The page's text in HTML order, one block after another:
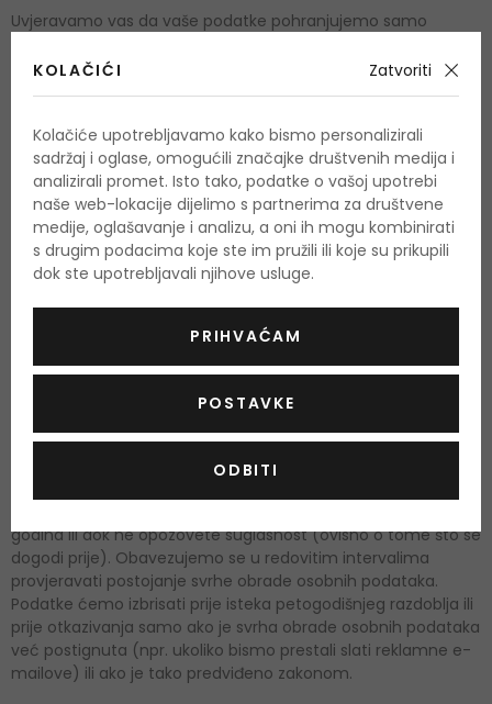
Uvjeravamo vas da vaše podatke pohranjujemo samo
koju su pojedinačni podatci prikupljeni i dalje korišteni. Na
identifikacija više neće biti moguća.
Ti podatci koje obrađujemo na temelju zakona čuvaju se u
razdoblju propisanom zakonom. Podatke koje obrađujemo za
sklapanja ugovornog odnosa s vama, pohranjujemo za
razdoblje potrebno za izvršenje ugovora i za cijelo razdoblje
tijekom kojeg zastarevanje potraživanja po takvom ugovoru
Dokumenti ugovora (fakture, kredit note, potvrđene ponude
zakonsko razdoblje pohrane (npr. računovodstveni ili porezni
podatci) za određene podatke koji se obrađuju za realizaciju
vrijeme, obrada podataka je ograničena.
godina ili dok ne opozovete suglasnost (ovisno o tome što se
dogodi prije). Obavezujemo se u redovitim intervalima
provjeravati postojanje svrhe obrade osobnih podataka.
Podatke ćemo izbrisati prije isteka petogodišnjeg razdoblja ili
prije otkazivanja samo ako je svrha obrade osobnih podataka
već postignuta (npr. ukoliko bismo prestali slati reklamne e-
mailove) ili ako je tako predviđeno zakonom.
KOLAČIĆI Zatvoriti
Kolačiće upotrebljavamo kako bismo personalizirali
sadržaj i oglase, omogućili značajke društvenih medija i
analizirali promet. Isto tako, podatke o vašoj upotrebi
naše web-lokacije dijelimo s partnerima za društvene
medije, oglašavanje i analizu, a oni ih mogu kombinirati
s drugim podacima koje ste im pružili ili koje su prikupili
dok ste upotrebljavali njihove usluge.
PRIHVAĆAM
POSTAVKE
ODBITI